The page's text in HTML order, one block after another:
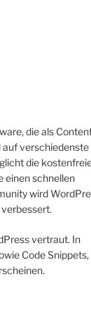
die als
auf verschiedenste
die
einen schnellen
wird
vertraut. In
Code Snippets,